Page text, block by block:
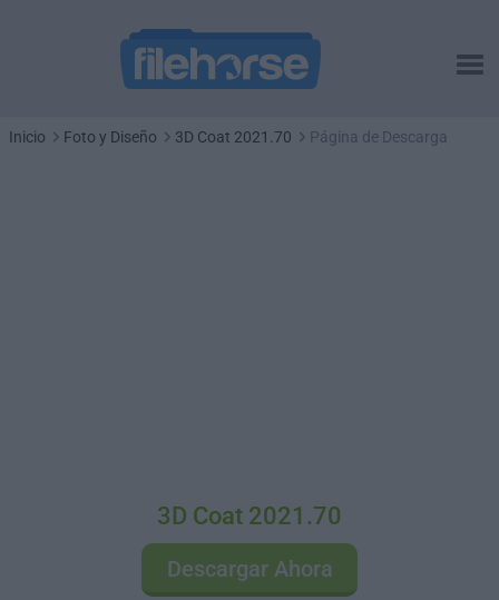
Inicio Foto y Diseño 3D Coat 2021.70 Página de Descarga
3D Coat 2021.70
Descargar Ahora